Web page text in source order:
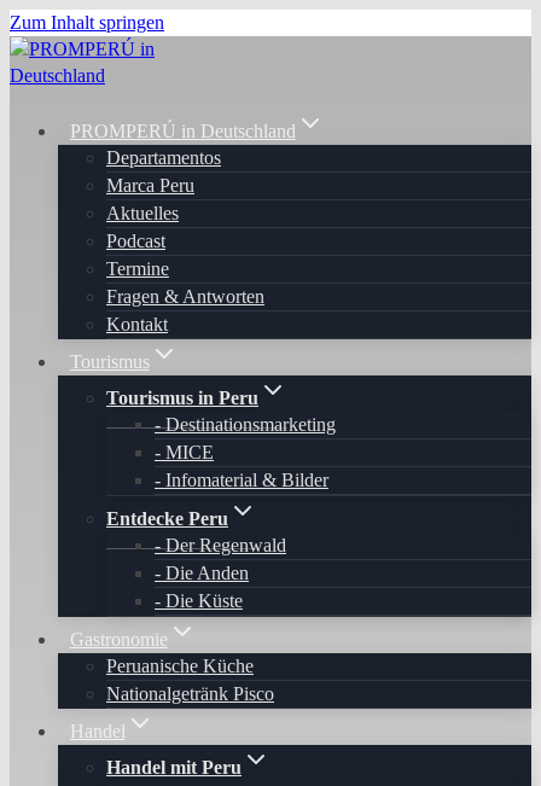
Zum Inhalt springen
PROMPERÚ in Deutschland
Departamentos
Marca Peru
Aktuelles
Podcast
Termine
Fragen & Antworten
Kontakt
Tourismus
Tourismus in Peru
Destinationsmarketing
MICE
Infomaterial & Bilder
Entdecke Peru
Der Regenwald
Die Anden
Die Küste
Gastronomie
Peruanische Küche
Nationalgetränk Pisco
Handel
Handel mit Peru